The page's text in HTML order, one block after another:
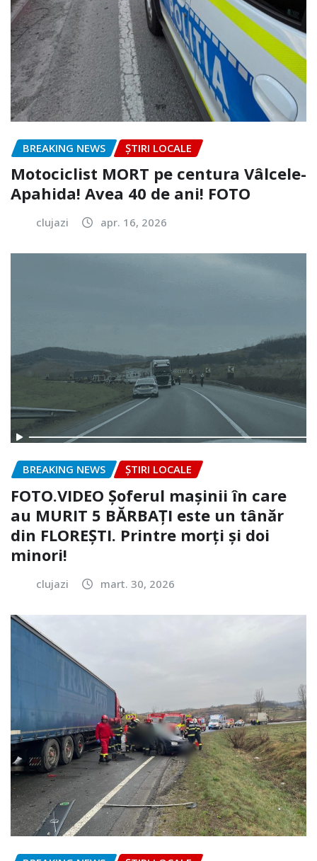
BREAKING NEWS ȘTIRI LOCALE
Motociclist MORT pe centura Vâlcele-
Apahida! Avea 40 de ani! FOTO
clujazi apr. 16, 2026
BREAKING NEWS ȘTIRI LOCALE
FOTO.VIDEO Șoferul mașinii în care
au MURIT 5 BĂRBAȚI este un tânăr
din FLOREȘTI. Printre morți și doi
minori!
clujazi mart. 30, 2026